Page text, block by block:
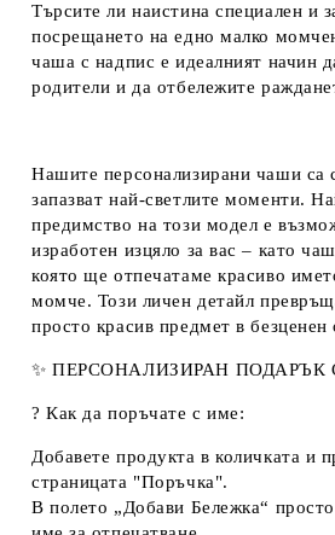
Търсите ли наистина специален и
посрещането на едно малко
чаша с надпис е идеалният начин
родители и да отбележите
Нашите персонализирани чаши са
запазват най-светлите моменти.
предимство на този модел е
изработен изцяло за вас – като
която ще отпечатаме красиво
момче. Този личен детайл
просто красив предмет в
✨ПЕРСОНАЛИЗИРАН ПОДАРЪК
?Как да поръчате с име:
Добавете продукта в количката и
страницата "Поръчка".
В полето „Добави Бележка“